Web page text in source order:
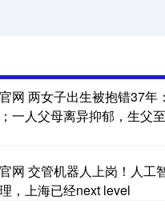
网 两女子出生被抱错37年
一人父母离异抑郁，生父
网 交管机器人上岗！人工
，上海已经next level